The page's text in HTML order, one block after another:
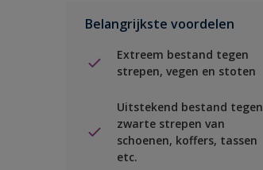
Belangrijkste voordelen
Extreem bestand tegen
strepen, vegen en stoten
Uitstekend bestand tegen
zwarte strepen van
schoenen, koffers, tassen
etc.